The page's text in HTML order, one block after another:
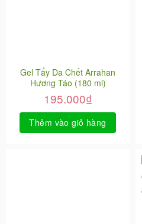
Gel Tẩy Da Chết Arrahan
Hương Táo (180 ml)
195.000₫
Thêm vào giỏ hàng